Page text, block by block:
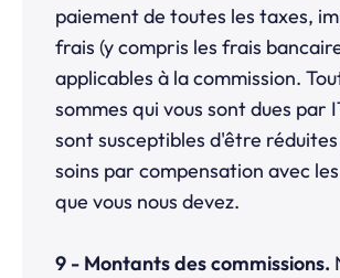
paiement de toutes les taxes,
frais (y compris les frais
applicables à la commission.
sommes qui vous sont dues par
sont susceptibles d'être
soins par compensation avec
que vous nous devez.
9 - Montants des commissions.